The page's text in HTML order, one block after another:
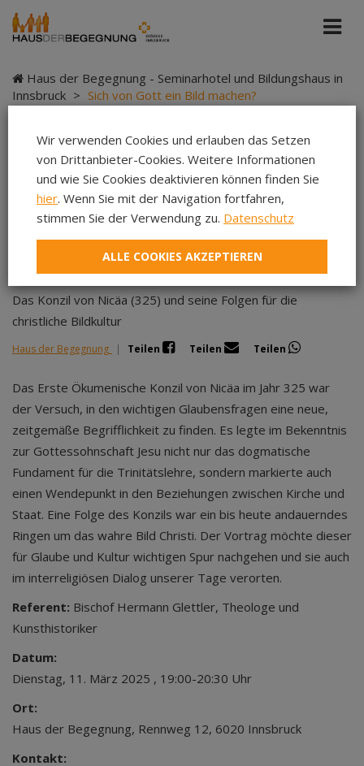
Haus der Begegnung - Seminarhotel und Bildungshaus in
Innsbruck > Sich von Gott ein Bild machen?
Sich von Gott ein Bild
machen?
Das Konzil von Nicäa (325) und seine Folgen für die
christliche Bildkultur
Haus der Begegnung | Teilen Teilen Teilen
Das Erste Ökumenische Konzil von Nicäa im Jahr 325 war
der Versuch, in den wichtigen Glaubensfragen eine neue,
zeitgemäße Begrifflichkeit zu finden. Es legte im Bekenntnis
zur Gottessohnschaft Jesu nicht nur das dogmatische
Fundament für die Trinitätslehre, sondern markierte auch
einen Wendepunkt in den Beziehungen zwischen Kirche und
Staat. Eine Folge des Konzils war ein bis heute andauerndes
Ringen um das wahre Bild Christi. Der Vortrag möchte dieser
für Glaube und Kultur wichtigen Spur nachgehen und sie auch
im interreligiösen Dialog unserer Tage verorten.
Referent: Bischof Hermann Glettler, Theologe und
Kunsthistoriker
Datum:
Dienstag, 11. März 2025 , 19:00-20:30 Uhr
Ort:
Haus der Begegnung, Rennweg 12, 6020 Innsbruck
Kontakt:
Wir verwenden Cookies und erlauben das Setzen
von Drittanbieter-Cookies. Weitere Informationen
und wie Sie Cookies deaktivieren können finden Sie
hier. Wenn Sie mit der Navigation fortfahren,
stimmen Sie der Verwendung zu. Datenschutz
ALLE COOKIES AKZEPTIEREN